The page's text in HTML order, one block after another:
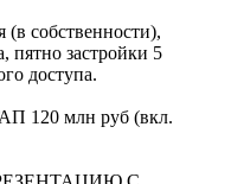
(в собственности),
пятно застройки 5
доступа.
120 млн руб (вкл.